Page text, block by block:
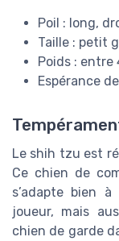
Poil : long,
Taille : petit
Poids : entre
Espérance
Le shih tzu est
Ce chien de
s’adapte bien
joueur, mais
chien de garde